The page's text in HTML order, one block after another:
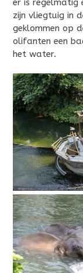
er is regelmatig
zijn vliegtuig in
geklommen op
olifanten een
het water.